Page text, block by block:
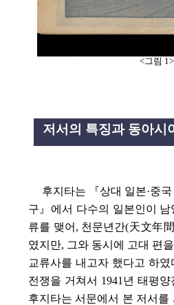
<그림
저서의 특징과 동아시
후지타는 『상대 일본·중
구 』 에서 다수의 일본인이
류를 맺어 , 천문년간(天文年
였지만, 그와 동시에 고대 편
교류사를 내고자 했다고 하였
전쟁을 거쳐서 1941 년 태평
후지타는 서문에서 본 저서